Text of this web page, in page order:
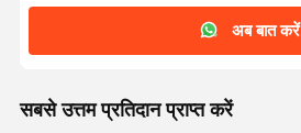
अब बात करें
सबसे उत्तम प्रतिदान प्राप्त करें